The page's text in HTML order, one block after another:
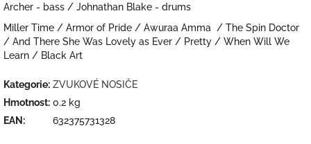
Archer - bass / Johnathan Blake - drums
Miller Time / Armor of Pride / Awuraa Amma / The Spin Doctor
/ And There She Was Lovely as Ever / Pretty / When Will We
Learn / Black Art
Kategorie: ZVUKOVÉ NOSIČE
Hmotnost: 0.2 kg
EAN : 632375731328